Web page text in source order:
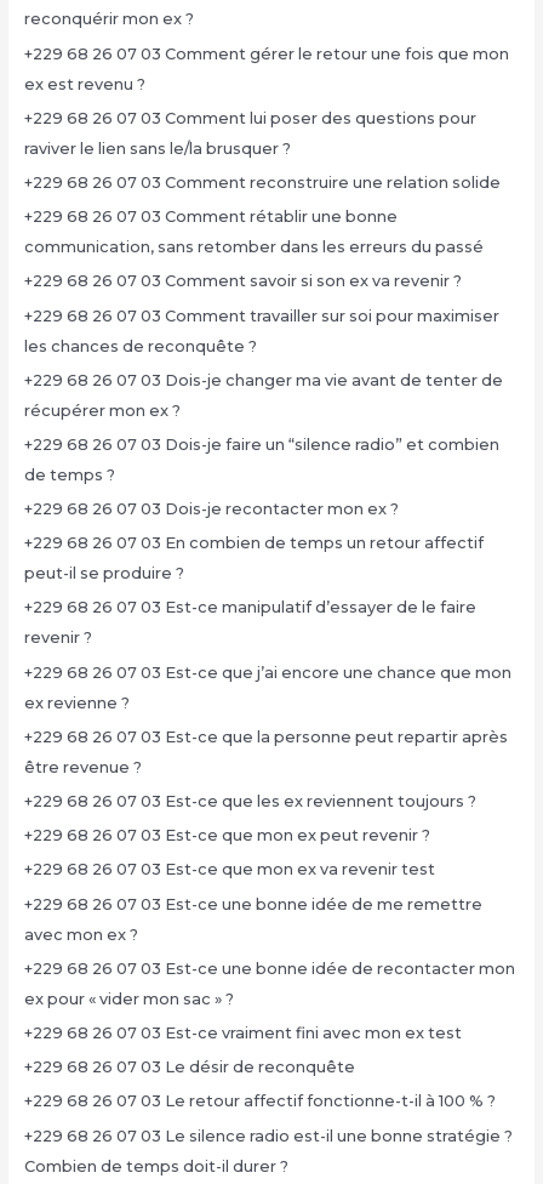
reconquérir mon ex ?
+229 68 26 07 03 Comment gérer le retour une fois que mon
ex est revenu ?
+229 68 26 07 03 Comment lui poser des questions pour
raviver le lien sans le/la brusquer ?
+229 68 26 07 03 Comment reconstruire une relation solide
+229 68 26 07 03 Comment rétablir une bonne
communication, sans retomber dans les erreurs du passé
+229 68 26 07 03 Comment savoir si son ex va revenir ?
+229 68 26 07 03 Comment travailler sur soi pour maximiser
les chances de reconquête ?
+229 68 26 07 03 Dois-je changer ma vie avant de tenter de
récupérer mon ex ?
+229 68 26 07 03 Dois-je faire un “silence radio” et combien
de temps ?
+229 68 26 07 03 Dois-je recontacter mon ex ?
+229 68 26 07 03 En combien de temps un retour affectif
peut-il se produire ?
+229 68 26 07 03 Est-ce manipulatif d’essayer de le faire
revenir ?
+229 68 26 07 03 Est-ce que j’ai encore une chance que mon
ex revienne ?
+229 68 26 07 03 Est-ce que la personne peut repartir après
être revenue ?
+229 68 26 07 03 Est-ce que les ex reviennent toujours ?
+229 68 26 07 03 Est-ce que mon ex peut revenir ?
+229 68 26 07 03 Est-ce que mon ex va revenir test
+229 68 26 07 03 Est-ce une bonne idée de me remettre
avec mon ex ?
+229 68 26 07 03 Est-ce une bonne idée de recontacter mon
ex pour « vider mon sac » ?
+229 68 26 07 03 Est-ce vraiment fini avec mon ex test
+229 68 26 07 03 Le désir de reconquête
+229 68 26 07 03 Le retour affectif fonctionne-t-il à 100 % ?
+229 68 26 07 03 Le silence radio est-il une bonne stratégie ?
Combien de temps doit-il durer ?